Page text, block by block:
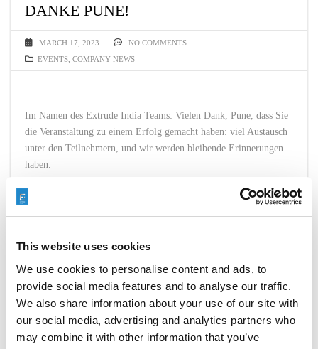
This website uses cookies
We use cookies to personalise content and ads, to
provide social media features and to analyse our traffic.
We also share information about your use of our site with
our social media, advertising and analytics partners who
may combine it with other information that you’ve
DANKE PUNE!
MARCH 17, 2023
NO COMMENTS
EVENTS COMPANY NEWS
Im Namen des Extrude India Teams: Vielen Dank, Pune, dass Sie
die Veranstaltung zu einem Erfolg gemacht haben: viel Austausch
unter den Teilnehmern, und wir werden bleibende Erinnerungen
haben.
Search
for: